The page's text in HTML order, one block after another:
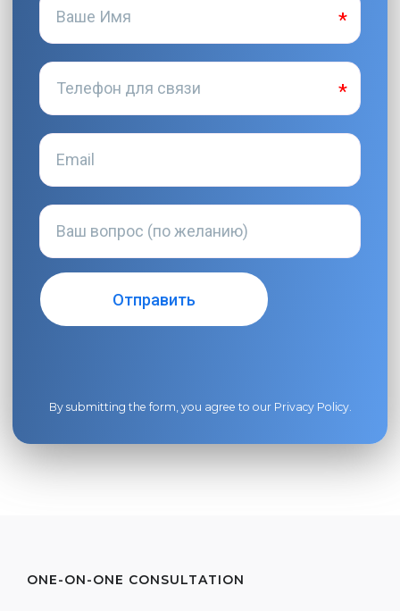
By submitting the form, you agree to our Privacy Policy.
ONE-ON-ONE CONSULTATION